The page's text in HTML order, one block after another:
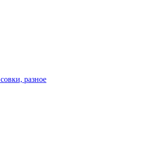
разное